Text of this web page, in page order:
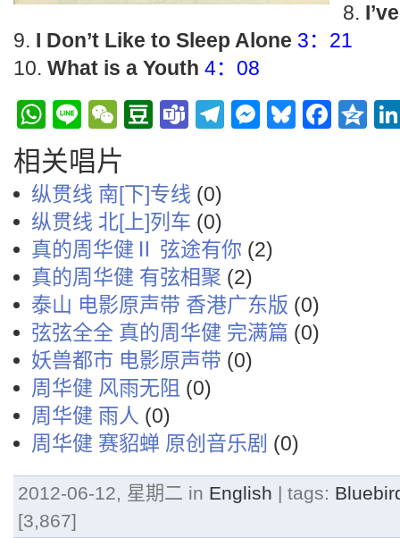
I Don’t Like to Sleep Alone 3：21
What is a Youth 4：08
WhatsApp
LineWeChat
Douban
TeamsTelegramBluesky
相关唱片
纵贯线 南[下]专线 (0)
纵贯线 北[上]列车 (0)
真的周华健Ⅱ 弦途有你 (2)
真的周华健 有弦相聚 (2)
泰山 电影原声带 香港广东版 (0)
弦弦全全 真的周华健 完满篇 (0)
妖兽都市 电影原声带 (0)
周华健 风雨无阻 (0)
周华健 雨人 (0)
周华健 赛貂蝉 原创音乐剧 (0)
2012-06-12, 星期二 in English | tags:
[3,867]